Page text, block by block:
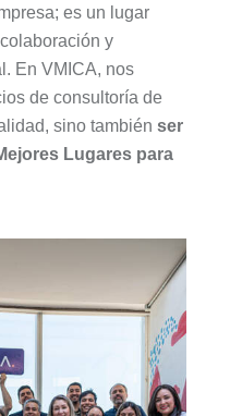
es un lugar
y
En VMICA, nos
de consultoría de
sino también ser
Lugares para